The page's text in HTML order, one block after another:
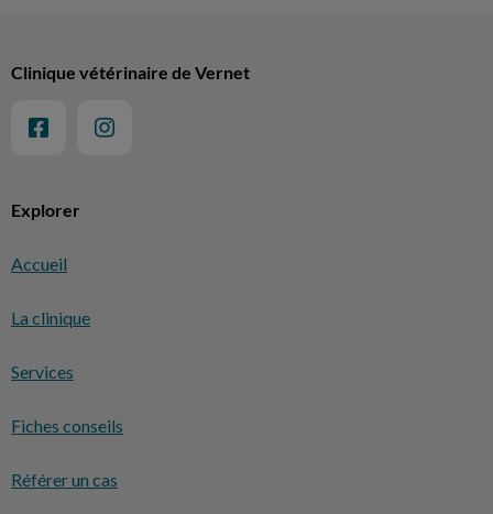
Explorer
Accueil
La clinique
Services
Fiches conseils
Référer un cas
Clinique vétérinaire de Vernet